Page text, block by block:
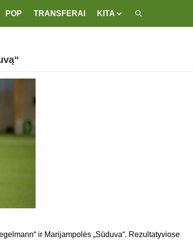
POP TRANSFERAI KITA
ir Marijampolės „Sūduva“. Rezultatyviose